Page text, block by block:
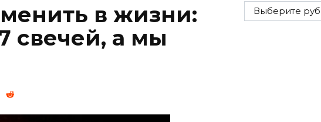
в жизни:
свечей, а мы
Все
рубрики